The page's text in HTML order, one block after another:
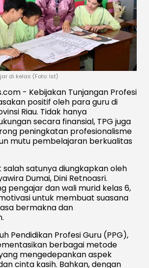
di kelas (Foto: Ist)
- Kebijakan Tunjangan Profesi
positif oleh para guru di
Riau. Tidak hanya
secara finansial, TPG juga
peningkatan profesionalisme
mutu pembelajaran berkualitas
satunya diungkapkan oleh
Dumai, Dini Retnoasri.
pengajar dan wali murid kelas 6,
untuk membuat suasana
bermakna dan
Pendidikan Profesi Guru (PPG),
berbagai metode
mengedepankan aspek
cinta kasih. Bahkan, dengan